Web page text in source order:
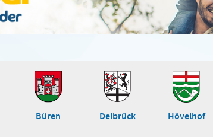
Büren Delbrück Hövelhof